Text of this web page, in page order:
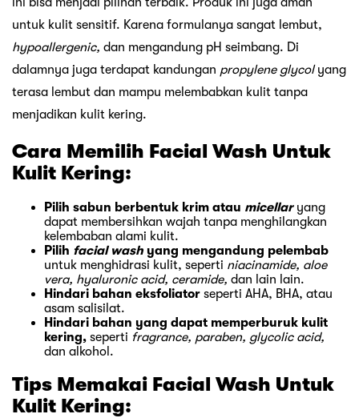
untuk kulit sensitif. Karena formulanya sangat lembut,
hypoallergenic, dan mengandung pH seimbang. Di
dalamnya juga terdapat kandungan propylene glycolyang
terasa lembut dan mampu melembabkan kulit tanpa
menjadikan kulit kering.
Cara Memilih Facial Wash Untuk
Kulit Kering:
Pilih sabun berbentuk krim atau micellar yang
dapat membersihkan wajah tanpa menghilangkan
kelembaban alami kulit.
Pilih facial wash yang mengandung pelembab
untuk menghidrasi kulit, seperti niacinamide, aloe
vera, hyaluronic acid, ceramide, dan lain lain.
Hindari bahan eksfoliator seperti AHA, BHA, atau
asam salisilat.
Hindari bahan yang dapat memperburuk kulit
kering, seperti fragrance, paraben, glycolic acid,
dan alkohol.
Tips Memakai Facial Wash Untuk
Kulit Kering: